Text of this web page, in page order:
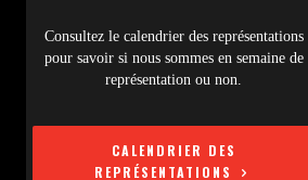
Consultez le calendrier des représentations
pour savoir si nous sommes en semaine de
représentation ou non.
CALENDRIER DES
REPRÉSENTATIONS